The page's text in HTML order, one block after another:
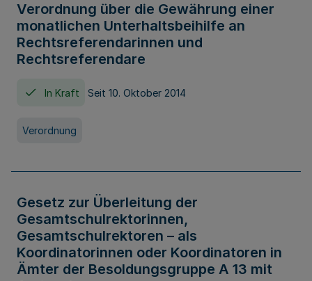
Verordnung über die Gewährung einer
monatlichen Unterhaltsbeihilfe an
Rechtsreferendarinnen und
Rechtsreferendare
In Kraft Seit 10. Oktober 2014
Verordnung
Gesetz zur Überleitung der
Gesamtschulrektorinnen,
Gesamtschulrektoren – als
Koordinatorinnen oder Koordinatoren in
Ämter der Besoldungsgruppe A 13 mit